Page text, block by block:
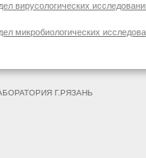
вирусологических
микробиологических
Г.РЯЗАНЬ